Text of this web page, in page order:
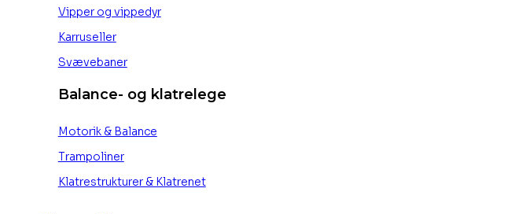
Vipper og vippedyr
Karruseller
Svævebaner
Balance- og klatrelege
Motorik & Balance
Trampoliner
Klatrestrukturer & Klatrenet